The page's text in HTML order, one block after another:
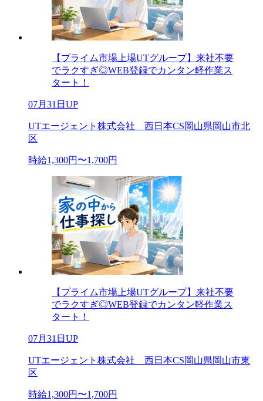
【プライム市場上場UTグループ】来社不要
でラクすぎ◎WEB登録でカンタン軽作業ス
タート！
07月31日UP
UTエージェント株式会社 西日本CS岡山県岡山市北
区
時給1,300円〜1,700円
【プライム市場上場UTグループ】来社不要
でラクすぎ◎WEB登録でカンタン軽作業ス
タート！
07月31日UP
UTエージェント株式会社 西日本CS岡山県岡山市東
区
時給1,300円〜1,700円